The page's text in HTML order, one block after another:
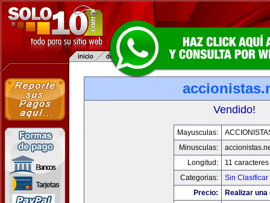
Vendido!
Mayusculas:
Minusculas:
Longitud:
11 caracteres
Categorias:
Sin Clasificar
Precio:
Realizar